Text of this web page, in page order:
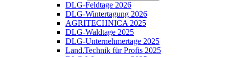
DLG-Feldtage 2026
DLG-Wintertagung 2026
AGRITECHNICA 2025
DLG-Waldtage 2025
DLG-Unternehmertage 2025
Land.Technik für Profis 2025